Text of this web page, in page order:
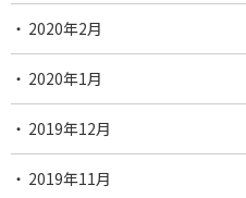
2020年2月
2020年1月
2019年12月
2019年11月